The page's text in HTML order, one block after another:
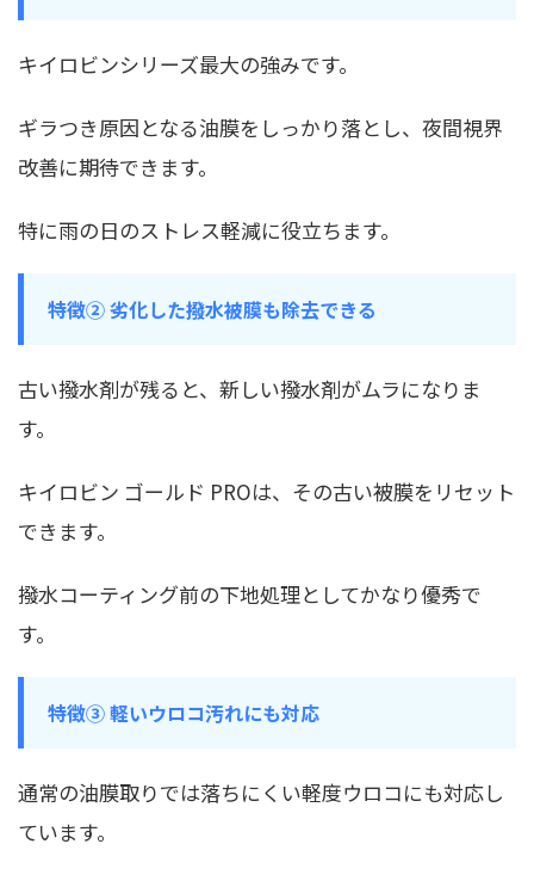
キイロビンシリーズ最大の強みです。
ギラつき原因となる油膜をしっかり落とし、夜間視界
改善に期待できます。
特に雨の日のストレス軽減に役立ちます。
特徴② 劣化した撥水被膜も除去できる
古い撥水剤が残ると、新しい撥水剤がムラになりま
す。
キイロビン ゴールド PROは、その古い被膜をリセット
できます。
撥水コーティング前の下地処理としてかなり優秀で
す。
特徴③ 軽いウロコ汚れにも対応
通常の油膜取りでは落ちにくい軽度ウロコにも対応し
ています。